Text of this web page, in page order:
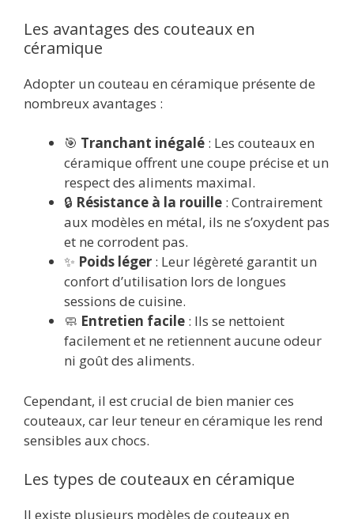
Les avantages des couteaux en
céramique
Adopter un couteau en céramique présente de
nombreux avantages :
🎯 Tranchant inégalé : Les couteaux en
céramique offrent une coupe précise et un
respect des aliments maximal.
🔒 Résistance à la rouille : Contrairement
aux modèles en métal, ils ne s’oxydent pas
et ne corrodent pas.
✨ Poids léger : Leur légèreté garantit un
confort d’utilisation lors de longues
sessions de cuisine.
🧼 Entretien facile : Ils se nettoient
facilement et ne retiennent aucune odeur
ni goût des aliments.
Cependant, il est crucial de bien manier ces
couteaux, car leur teneur en céramique les rend
sensibles aux chocs.
Les types de couteaux en céramique
Il existe plusieurs modèles de couteaux en